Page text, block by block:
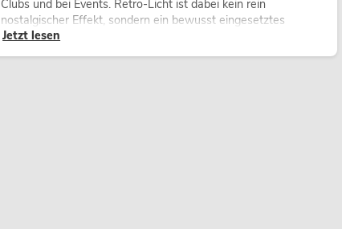
Clubs und bei Events. Retro-Licht ist dabei kein rein
nostalgischer Effekt, sondern ein bewusst eingesetztes
Gestaltungsmittel: Es schafft Atmosphäre, gibt Szenen
Charakter und kann technische LED-Setups emotionaler
Jetzt lesen